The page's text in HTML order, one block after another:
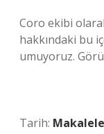
Coro ekibi
hakkındaki bu
umuyoruz.
Tarih: